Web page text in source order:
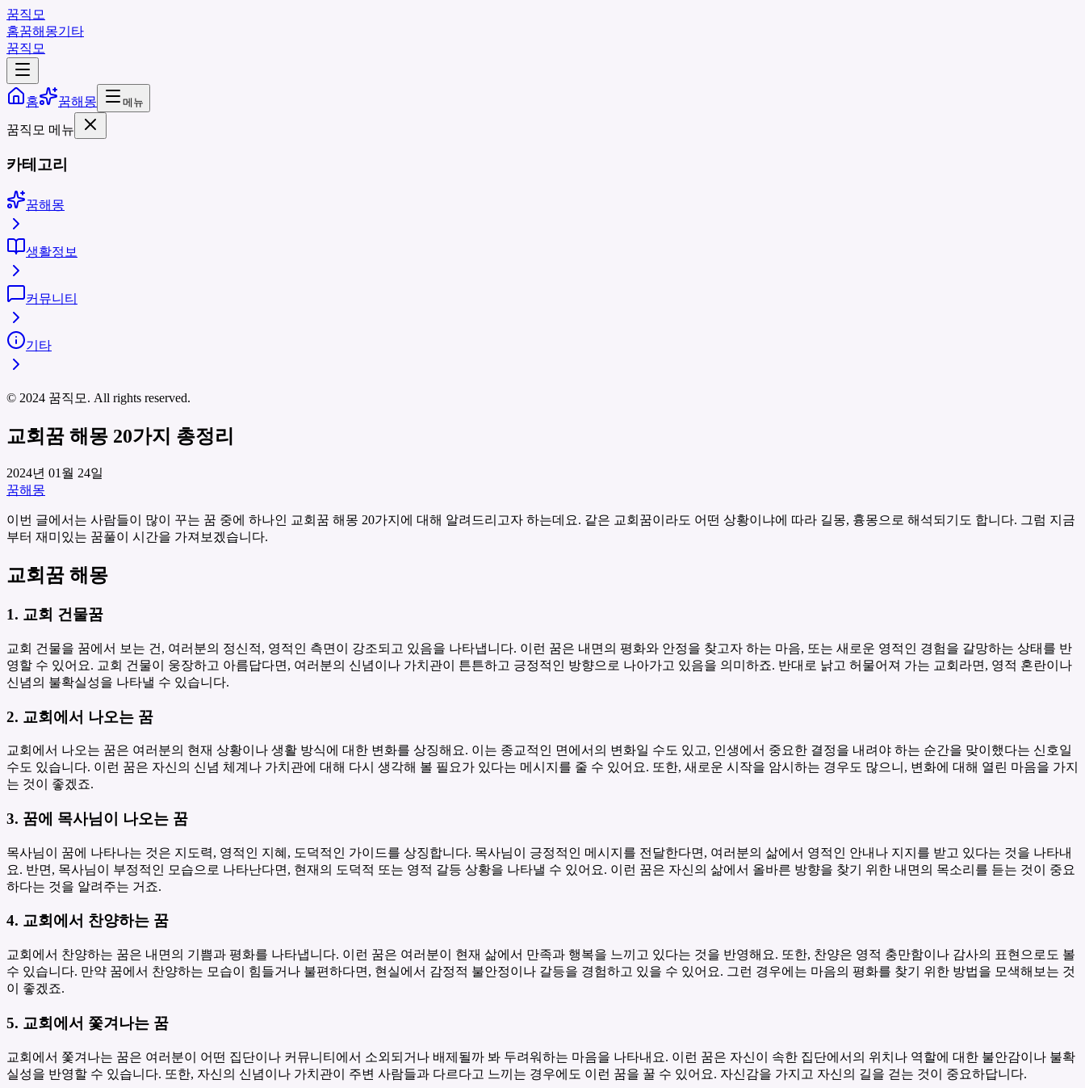
꿈직모
홈꿈해몽기타
꿈직모
홈 꿈해몽 메뉴
꿈직모 메뉴
카테고리
꿈해몽
생활정보
커뮤니티
기타
© 2024 꿈직모. All rights reserved.
교회꿈 해몽 20가지 총정리
2024년 01월 24일
꿈해몽
이번 글에서는 사람들이 많이 꾸는 꿈 중에 하나인 교회꿈 해몽 20가지에 대해 알려드리고자 하는데요. 같은 교회꿈이라도 어떤 상황이냐에 따라 길몽, 흉몽으로 해석되기도 합니다. 그럼 지금
부터 재미있는 꿈풀이 시간을 가져보겠습니다.
교회꿈 해몽
1. 교회 건물꿈
교회 건물을 꿈에서 보는 건, 여러분의 정신적, 영적인 측면이 강조되고 있음을 나타냅니다. 이런 꿈은 내면의 평화와 안정을 찾고자 하는 마음, 또는 새로운 영적인 경험을 갈망하는 상태를 반
영할 수 있어요. 교회 건물이 웅장하고 아름답다면, 여러분의 신념이나 가치관이 튼튼하고 긍정적인 방향으로 나아가고 있음을 의미하죠. 반대로 낡고 허물어져 가는 교회라면, 영적 혼란이나
신념의 불확실성을 나타낼 수 있습니다.
2. 교회에서 나오는 꿈
교회에서 나오는 꿈은 여러분의 현재 상황이나 생활 방식에 대한 변화를 상징해요. 이는 종교적인 면에서의 변화일 수도 있고, 인생에서 중요한 결정을 내려야 하는 순간을 맞이했다는 신호일
수도 있습니다. 이런 꿈은 자신의 신념 체계나 가치관에 대해 다시 생각해 볼 필요가 있다는 메시지를 줄 수 있어요. 또한, 새로운 시작을 암시하는 경우도 많으니, 변화에 대해 열린 마음을 가지
는 것이 좋겠죠.
3. 꿈에 목사님이 나오는 꿈
목사님이 꿈에 나타나는 것은 지도력, 영적인 지혜, 도덕적인 가이드를 상징합니다. 목사님이 긍정적인 메시지를 전달한다면, 여러분의 삶에서 영적인 안내나 지지를 받고 있다는 것을 나타내
요. 반면, 목사님이 부정적인 모습으로 나타난다면, 현재의 도덕적 또는 영적 갈등 상황을 나타낼 수 있어요. 이런 꿈은 자신의 삶에서 올바른 방향을 찾기 위한 내면의 목소리를 듣는 것이 중요
하다는 것을 알려주는 거죠.
4. 교회에서 찬양하는 꿈
교회에서 찬양하는 꿈은 내면의 기쁨과 평화를 나타냅니다. 이런 꿈은 여러분이 현재 삶에서 만족과 행복을 느끼고 있다는 것을 반영해요. 또한, 찬양은 영적 충만함이나 감사의 표현으로도 볼
수 있습니다. 만약 꿈에서 찬양하는 모습이 힘들거나 불편하다면, 현실에서 감정적 불안정이나 갈등을 경험하고 있을 수 있어요. 그런 경우에는 마음의 평화를 찾기 위한 방법을 모색해보는 것
이 좋겠죠.
5. 교회에서 쫓겨나는 꿈
교회에서 쫓겨나는 꿈은 여러분이 어떤 집단이나 커뮤니티에서 소외되거나 배제될까 봐 두려워하는 마음을 나타내요. 이런 꿈은 자신이 속한 집단에서의 위치나 역할에 대한 불안감이나 불확
실성을 반영할 수 있습니다. 또한, 자신의 신념이나 가치관이 주변 사람들과 다르다고 느끼는 경우에도 이런 꿈을 꿀 수 있어요. 자신감을 가지고 자신의 길을 걷는 것이 중요하답니다.